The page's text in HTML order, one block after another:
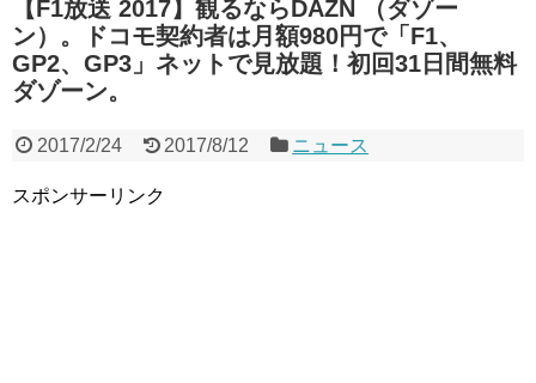
【F1放送 2017】観るならDAZN （ダゾー
ン）。ドコモ契約者は月額980円で「F1、
GP2、GP3」ネットで見放題！初回31日間無料
ダゾーン。
2017/2/24 2017/8/12 ニュース
スポンサーリンク